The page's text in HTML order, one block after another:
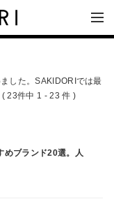
した。SAKIDORIでは最
23件中 1 - 23 件 )
めブランド20選。人